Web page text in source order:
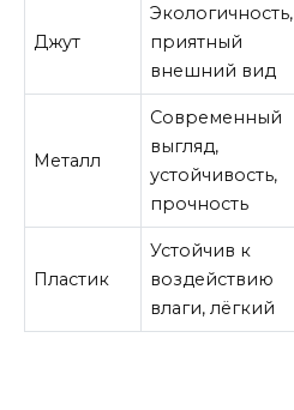
Джут
Экологичность,
приятный
внешний вид
Металл
Современный
выгляд,
устойчивость,
прочность
Пластик
Устойчив к
воздействию
влаги, лёгкий